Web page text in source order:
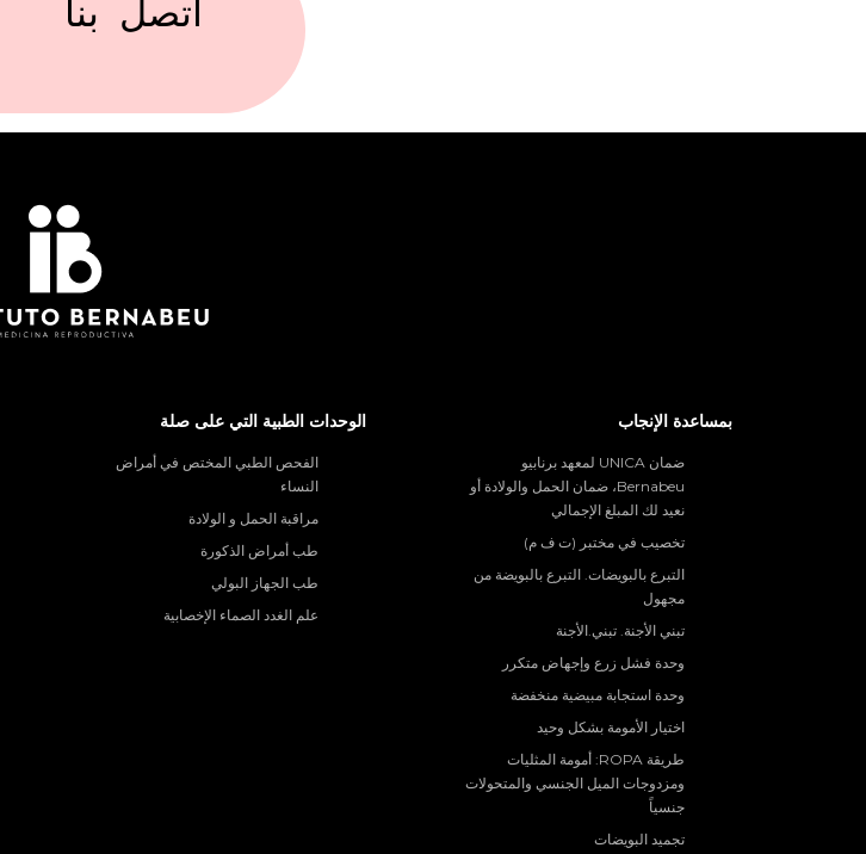
اتصل بنا
بمساعدة الإنجاب
ضمان UNICA لمعهد برنابيو
Bernabeu، ضمان الحمل والولادة أو
نعيد لك المبلغ الإجمالي
تخصيب في مختبر (ت ف م)
التبرع بالبويضات. التبرع بالبويضة من
مجهول
تبني الأجنة. تبني.الأجنة
وحدة فشل زرع وإجهاض متكرر
وحدة استجابة مبيضية منخفضة
اختيار الأمومة بشكل وحيد
طريقة ROPA: أمومة المثليات
ومزدوجات الميل الجنسي والمتحولات
جنسياً
تجميد البويضات
الوحدات الطبية التي على صلة
الفحص الطبي المختص في أمراض
النساء
مراقبة الحمل و الولادة
طب أمراض الذكورة
طب الجهاز البولي
علم الغدد الصماء الإخصابية